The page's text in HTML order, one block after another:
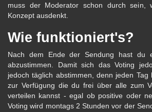
muss der Moderator schon durch sein,
Konzept ausdenkt.
Wie funktioniert's?
Nach dem Ende der Sendung hast du
abzustimmen. Damit sich das Voting
jedoch täglich abstimmen, denn jeden Tag
zur Verfügung die du frei über alle zum
verteilen kannst - egal ob positive oder
Voting wird montags 2 Stunden vor der